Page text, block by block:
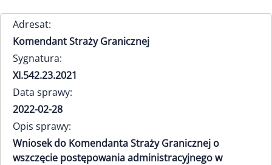
Adresat:
Komendant Straży Granicznej
Sygnatura:
XI.542.23.2021
Data sprawy:
2022-02-28
Opis sprawy:
Wniosek do Komendanta Straży Granicznej o
wszczęcie postępowania administracyjnego w